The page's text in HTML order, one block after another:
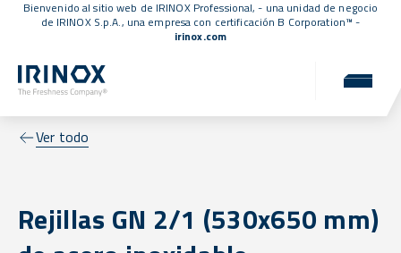
Bienvenido al sitio web de IRINOX Professional, - una unidad de negocio
de IRINOX S.p.A., una empresa con certificación B Corporation™ -
irinox.com
Ver todo
Rejillas GN 2/1 (530x650 mm)